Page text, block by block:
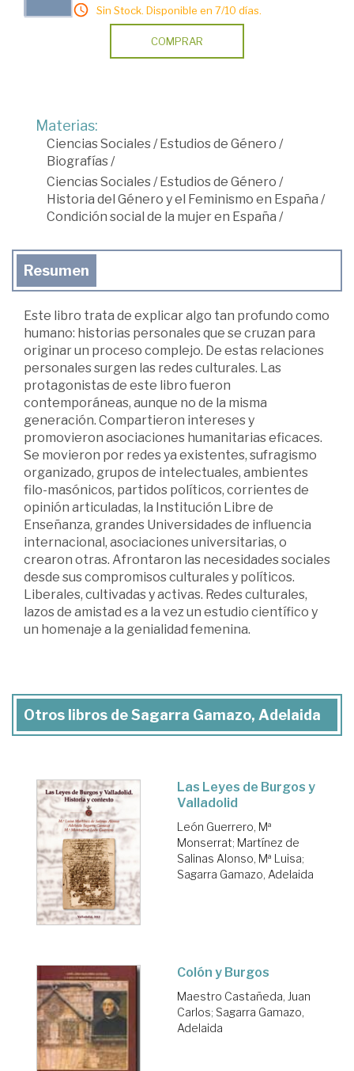
Sin Stock. Disponible en 7/10 días.
COMPRAR
Materias:
Ciencias Sociales /Estudios de Género /
Biografías /
Ciencias Sociales /Estudios de Género /
Historia del Género y el Feminismo en España /
Condición social de la mujer en España /
Resumen
Este libro trata de explicar algo tan profundo como
humano: historias personales que se cruzan para
originar un proceso complejo. De estas relaciones
personales surgen las redes culturales. Las
protagonistas de este libro fueron
contemporáneas, aunque no de la misma
generación. Compartieron intereses y
promovieron asociaciones humanitarias eficaces.
Se movieron por redes ya existentes, sufragismo
organizado, grupos de intelectuales, ambientes
filo-masónicos, partidos políticos, corrientes de
opinión articuladas, la Institución Libre de
Enseñanza, grandes Universidades de influencia
internacional, asociaciones universitarias, o
crearon otras. Afrontaron las necesidades sociales
desde sus compromisos culturales y políticos.
Liberales, cultivadas y activas. Redes culturales,
lazos de amistad es a la vez un estudio científico y
un homenaje a la genialidad femenina.
Otros libros de Sagarra Gamazo, Adelaida
Las Leyes de Burgos y
Valladolid
León Guerrero, Mª
Monserrat; Martínez de
Salinas Alonso, Mª Luisa;
Sagarra Gamazo, Adelaida
Colón y Burgos
Maestro Castañeda, Juan
Carlos; Sagarra Gamazo,
Adelaida